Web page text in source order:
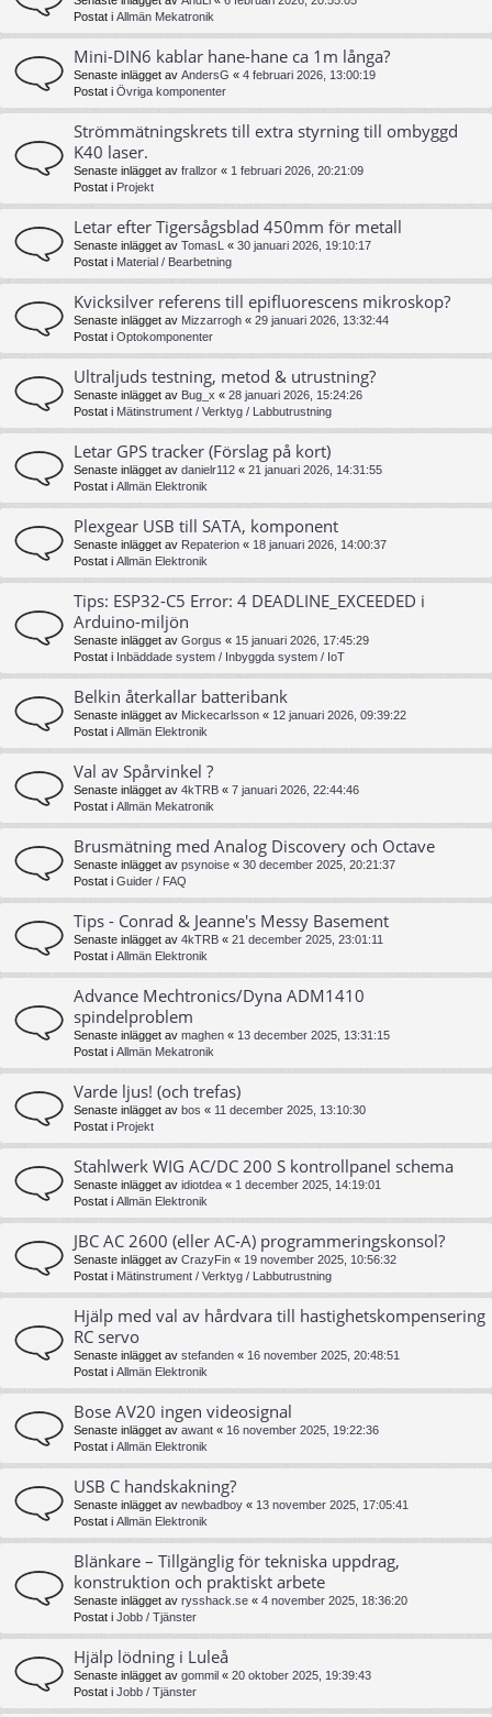
Postat i Allmän Mekatronik
Mini-DIN6 kablar hane-hane ca 1m långa?
Senaste inlägget av AndersG « 4 februari 2026, 13:00:19
Postat i Övriga komponenter
Strömmätningskrets till extra styrning till ombyggd
K40 laser.
Senaste inlägget av frallzor « 1 februari 2026, 20:21:09
Postat i Projekt
Letar efter Tigersågsblad 450mm för metall
Senaste inlägget av TomasL « 30 januari 2026, 19:10:17
Postat i Material / Bearbetning
Kvicksilver referens till epifluorescens mikroskop?
Senaste inlägget av Mizzarrogh « 29 januari 2026, 13:32:44
Postat i Optokomponenter
Ultraljuds testning, metod & utrustning?
Senaste inlägget av Bug_x « 28 januari 2026, 15:24:26
Postat i Mätinstrument / Verktyg / Labbutrustning
Letar GPS tracker (Förslag på kort)
Senaste inlägget av danielr112 « 21 januari 2026, 14:31:55
Postat i Allmän Elektronik
Plexgear USB till SATA, komponent
Senaste inlägget av Repaterion « 18 januari 2026, 14:00:37
Postat i Allmän Elektronik
Tips: ESP32-C5 Error: 4 DEADLINE_EXCEEDED i
Arduino-miljön
Senaste inlägget av Gorgus « 15 januari 2026, 17:45:29
Postat i Inbäddade system / Inbyggda system / IoT
Belkin återkallar batteribank
Senaste inlägget av Mickecarlsson « 12 januari 2026, 09:39:22
Postat i Allmän Elektronik
Val av Spårvinkel ?
Senaste inlägget av 4kTRB « 7 januari 2026, 22:44:46
Postat i Allmän Mekatronik
Brusmätning med Analog Discovery och Octave
Senaste inlägget av psynoise « 30 december 2025, 20:21:37
Postat i Guider / FAQ
Tips - Conrad & Jeanne's Messy Basement
Senaste inlägget av 4kTRB « 21 december 2025, 23:01:11
Postat i Allmän Elektronik
Advance Mechtronics/Dyna ADM1410
spindelproblem
Senaste inlägget av maghen « 13 december 2025, 13:31:15
Postat i Allmän Mekatronik
Varde ljus! (och trefas)
Senaste inlägget av bos « 11 december 2025, 13:10:30
Postat i Projekt
Stahlwerk WIG AC/DC 200 S kontrollpanel schema
Senaste inlägget av idiotdea « 1 december 2025, 14:19:01
Postat i Allmän Elektronik
JBC AC 2600 (eller AC-A) programmeringskonsol?
Senaste inlägget av CrazyFin « 19 november 2025, 10:56:32
Postat i Mätinstrument / Verktyg / Labbutrustning
Hjälp med val av hårdvara till hastighetskompensering
RC servo
Senaste inlägget av stefanden « 16 november 2025, 20:48:51
Postat i Allmän Elektronik
Bose AV20 ingen videosignal
Senaste inlägget av awant « 16 november 2025, 19:22:36
Postat i Allmän Elektronik
USB C handskakning?
Senaste inlägget av newbadboy « 13 november 2025, 17:05:41
Postat i Allmän Elektronik
Blänkare – Tillgänglig för tekniska uppdrag,
konstruktion och praktiskt arbete
Senaste inlägget av rysshack.se « 4 november 2025, 18:36:20
Postat i Jobb / Tjänster
Hjälp lödning i Luleå
Senaste inlägget av gommil « 20 oktober 2025, 19:39:43
Postat i Jobb / Tjänster